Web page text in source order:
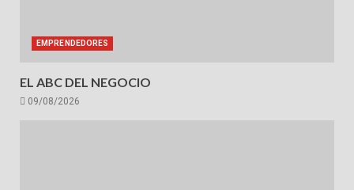
EMPRENDEDORES
EL ABC DEL NEGOCIO
09/08/2026